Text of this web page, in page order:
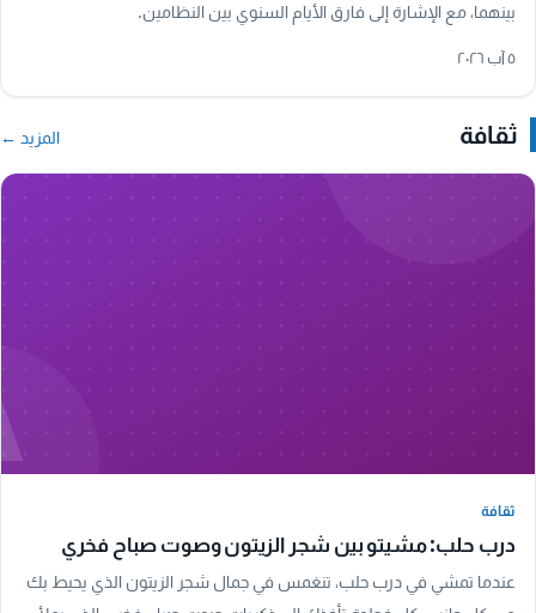
بينهما، مع الإشارة إلى فارق الأيام السنوي بين النظامين.
٥ آب ٢٠٢٦
ثقافة المزيد ←
ثقافة
درب حلب: مشيتو بين شجر الزيتون وصوت صباح فخري
عندما تمشي في درب حلب، تنغمس في جمال شجر الزيتون الذي يحيط بك